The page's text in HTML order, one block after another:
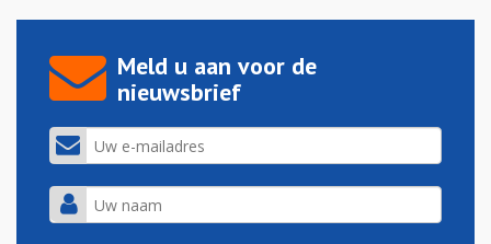
Meld u aan voor de
nieuwsbrief